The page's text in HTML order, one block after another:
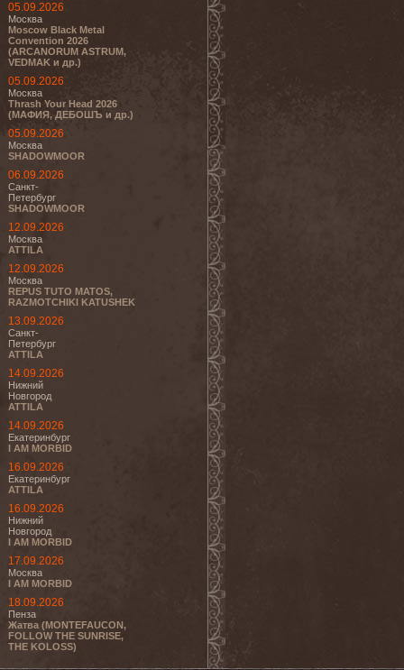
05.09.2026
Москва
Moscow Black Metal
Convention 2026
(ARCANORUM ASTRUM,
VEDMAK и др.)
05.09.2026
Москва
Thrash Your Head 2026
(МАФИЯ, ДЕБОШЪ и др.)
05.09.2026
Москва
SHADOWMOOR
06.09.2026
Санкт-
Петербург
SHADOWMOOR
12.09.2026
Москва
ATTILA
12.09.2026
Москва
REPUS TUTO MATOS,
RAZMOTCHIKI KATUSHEK
13.09.2026
Санкт-
Петербург
ATTILA
14.09.2026
Нижний
Новгород
ATTILA
14.09.2026
Екатеринбург
I AM MORBID
16.09.2026
Екатеринбург
ATTILA
16.09.2026
Нижний
Новгород
I AM MORBID
17.09.2026
Москва
I AM MORBID
18.09.2026
Пенза
Жатва (MONTEFAUCON,
FOLLOW THE SUNRISE,
THE KOLOSS)